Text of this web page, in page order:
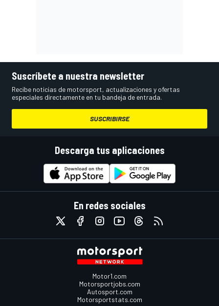
Suscríbete a nuestra newsletter
Recibe noticias de motorsport, actualizaciones y ofertas
especiales directamente en tu bandeja de entrada.
SUSCRIBIRSE
Descarga tus aplicaciones
En redes sociales
Motor1.com
Motorsportjobs.com
Autosport.com
Motorsportstats.com